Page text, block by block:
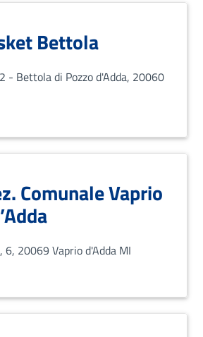
Bettola
- Bettola di Pozzo d'Adda, 20060
SIT AMET, CONSECTETUR ADIPISCING
Comunale Vaprio
20069 Vaprio d'Adda MI
SIT AMET, CONSECTETUR ADIPISCING